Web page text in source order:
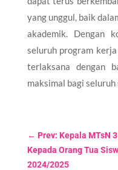
yang unggul, baik
akademik. Dengan
seluruh program
terlaksana dengan
maksimal bagi seluruh
← Prev: Kepala MTsN
Kepada Orang Tua
2024/2025